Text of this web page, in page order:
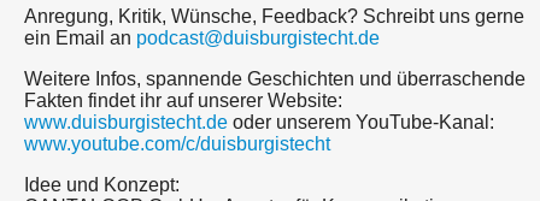
Anregung, Kritik, Wünsche, Feedback? Schreibt uns gerne
ein Email an podcast@duisburgistecht.de
Weitere Infos, spannende Geschichten und überraschende
Fakten findet ihr auf unserer Website:
www.duisburgistecht.de oder unserem YouTube-Kanal:
www.youtube.com/c/duisburgistecht
Idee und Konzept: